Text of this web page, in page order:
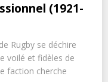
(1921-
Rugby se déchire
voilé et fidèles de
faction cherche